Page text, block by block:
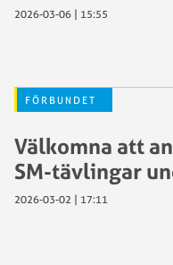
2026-03-06 | 15:55
FÖRBUNDET
Välkomna att
SM-tävlingar
2026-03-02 | 17:11